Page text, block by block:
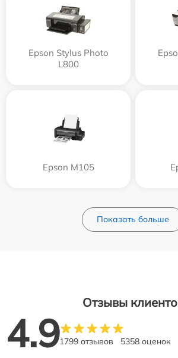
Epson Stylus Photo
L800
Epson M105
Показать больше
Отзывы
4.91799 отзывов 5358 оценок